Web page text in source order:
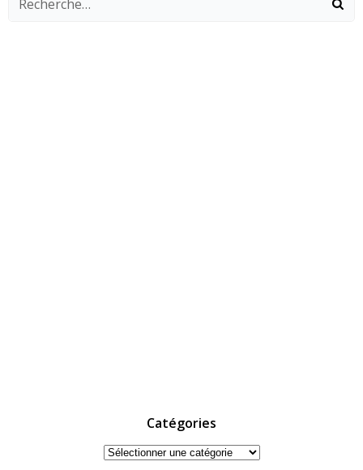
Catégories
Catégories